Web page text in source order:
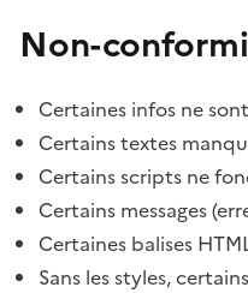
Non-
Certaines infos ne
Certains textes
Certains scripts ne
Certains messages
Certaines balises
Sans les styles,